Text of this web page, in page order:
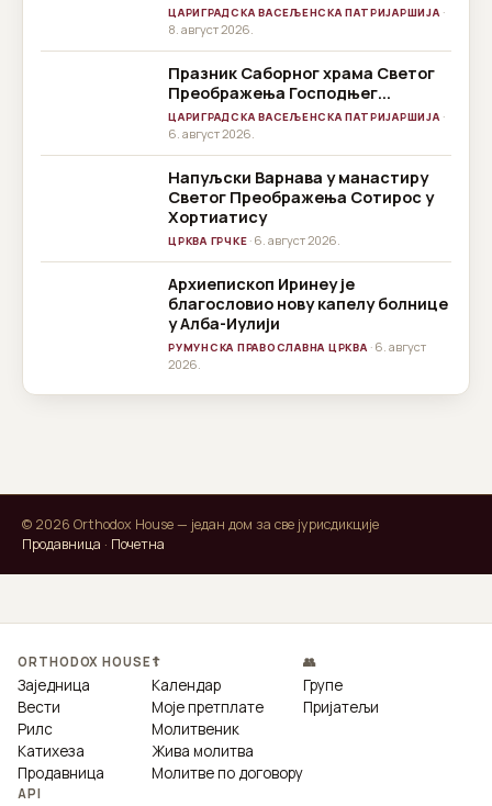
ЦАРИГРАДСКА ВАСЕЉЕНСКА ПАТРИЈАРШИЈА ·
8. август 2026.
Празник Саборног храма Светог
Преображења Господњег...
ЦАРИГРАДСКА ВАСЕЉЕНСКА ПАТРИЈАРШИЈА ·
6. август 2026.
Напуљски Варнава у манастиру
Светог Преображења Сотирос у
Хортиатису
ЦРКВА ГРЧКЕ · 6. август 2026.
Архиепископ Иринеу је
благословио нову капелу болнице
у Алба-Иулији
РУМУНСКА ПРАВОСЛАВНА ЦРКВА · 6. август
2026.
© 2026 Orthodox House — један дом за све јурисдикције
Продавница · Почетна
ORTHODOX HOUSE
Заједница
Вести
Рилс
Катихеза
Продавница
☦
Календар
Моје претплате
Молитвеник
Жива молитва
Молитве по договору
👥
Групе
Пријатељи
API